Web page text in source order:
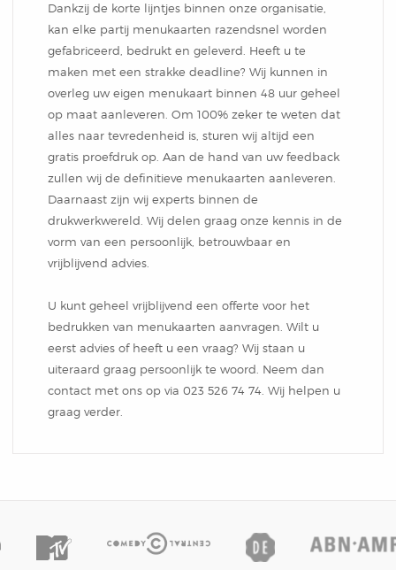
Dankzij de korte lijntjes binnen onze organisatie,
kan elke partij menukaarten razendsnel worden
gefabriceerd, bedrukt en geleverd. Heeft u te
maken met een strakke deadline? Wij kunnen in
overleg uw eigen menukaart binnen 48 uur geheel
op maat aanleveren. Om 100% zeker te weten dat
alles naar tevredenheid is, sturen wij altijd een
gratis proefdruk op. Aan de hand van uw feedback
zullen wij de definitieve menukaarten aanleveren.
Daarnaast zijn wij experts binnen de
drukwerkwereld. Wij delen graag onze kennis in de
vorm van een persoonlijk, betrouwbaar en
vrijblijvend advies.
U kunt geheel vrijblijvend een offerte voor het
bedrukken van menukaarten aanvragen. Wilt u
eerst advies of heeft u een vraag? Wij staan u
uiteraard graag persoonlijk te woord. Neem dan
contact met ons op via 023 526 74 74. Wij helpen u
graag verder.